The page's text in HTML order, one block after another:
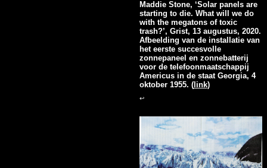
Maddie Stone, ‘Solar panels are
starting to die. What will we do
with the megatons of toxic
trash?’, Grist, 13 augustus, 2020.
Afbeelding van de installatie van
het eerste succesvolle
zonnepaneel en zonnebatterij
voor de telefoonmaatschappij
Americus in de staat Georgia, 4
oktober 1955. (link)
↩